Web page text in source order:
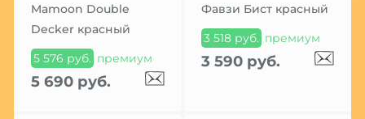
Mamoon Double
Decker красный
5 576 руб. премиум
5 690 руб.
Фавзи Бист красный
3 518 руб. премиум
3 590 руб.